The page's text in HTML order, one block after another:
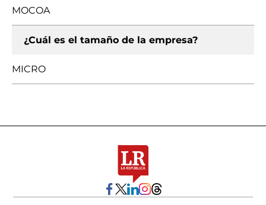
MOCOA
¿Cuál es el tamaño de la empresa?
MICRO